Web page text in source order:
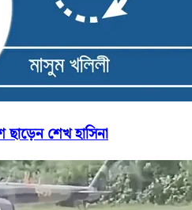
শেখ হাসিনা